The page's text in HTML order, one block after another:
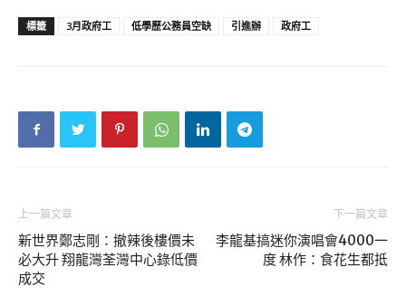
標籤 3月政府工 低學歷公務員空缺 引進辦 政府工
上一篇文章
新世界鄭志剛：撤辣後樓價未
必大升 翔龍灣荃灣中心錄低價
成交
下一篇文章
李龍基搞迷你演唱會4000一
度 林作：食花生都抵